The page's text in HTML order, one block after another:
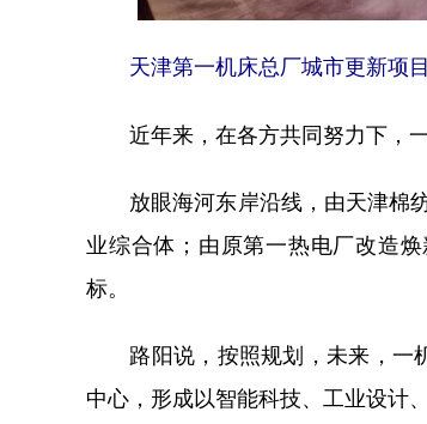
天津第一机床总厂城市更新项目
近年来，在各方共同努力下，一
放眼海河东岸沿线，由天津棉纺
业综合体；由原第一热电厂改造
标。
路阳说，按照规划，未来，一机
中心，形成以智能科技、工业设计